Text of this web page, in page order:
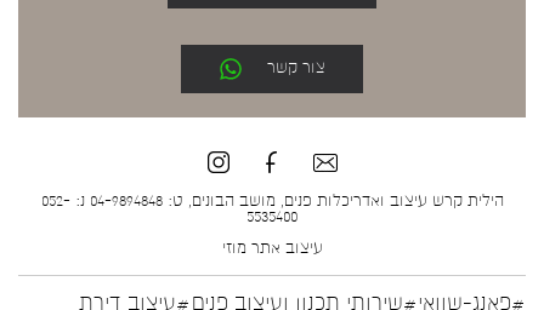
צור קשר
הילית קרש עיצוב ואדריכלות פנים, מושב הבונים, ט: 04-9894848 נ: 052-
5535400
עיצוב אתר מוזי
#פאנג-שוואי#שירותי תכנון ועיצוב פנים#עיצוב דירת